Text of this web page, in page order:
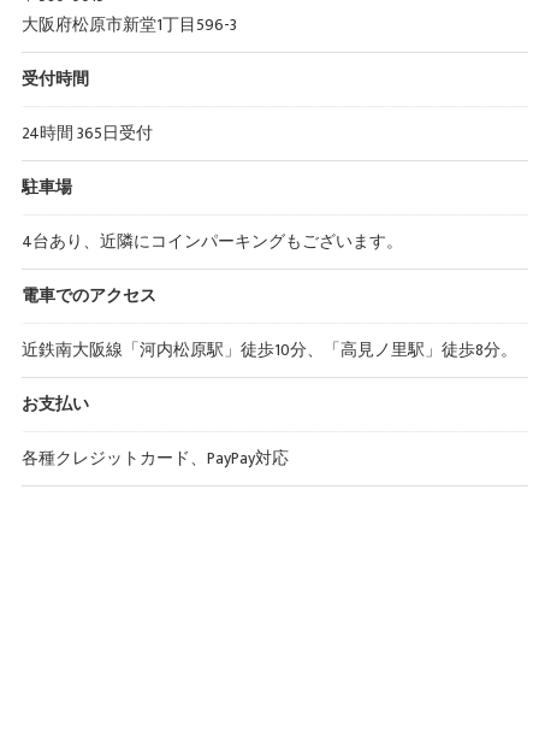
大阪府松原市新堂1丁目596-3
受付時間
24時間 365日受付
駐車場
4台あり、近隣にコインパーキングもございます。
電車でのアクセス
近鉄南大阪線「河内松原駅」徒歩10分、「高見ノ里駅」徒歩8分。
お支払い
各種クレジットカード、PayPay対応